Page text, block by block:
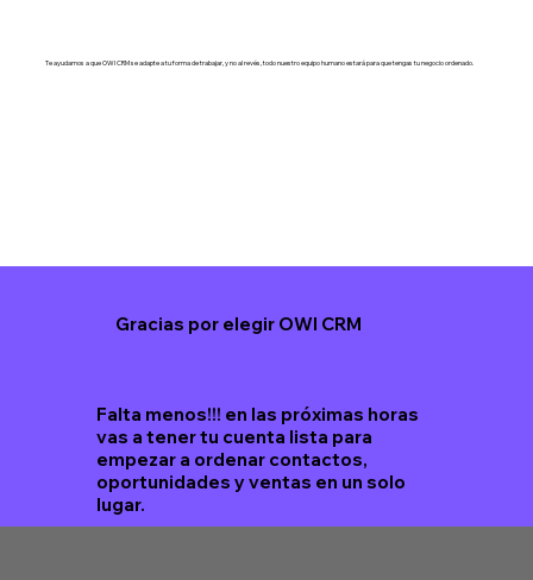
Te ayudamos a que OWI CRM se adapte a tu forma de trabajar, y no al revés, todo nuestro equipo humano estará para que tengas tu negocio ordenado.
Gracias por elegir OWI CRM
Falta menos!!! en las próximas horas
vas a tener tu cuenta lista para
empezar a ordenar contactos,
oportunidades y ventas en un solo
lugar.